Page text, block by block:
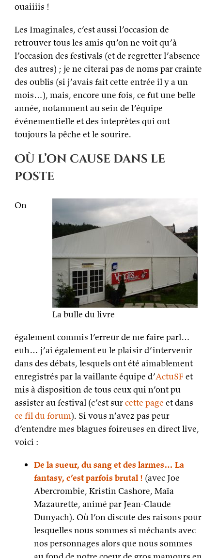
ouaiiiis !
Les Imaginales, c’est aussi l’occasion de
retrouver tous les amis qu’on ne voit qu’à
l’occasion des festivals (et de regretter l’absence
des autres) ; je ne citerai pas de noms par crainte
des oublis (si j’avais fait cette entrée il y a un
mois…), mais, encore une fois, ce fut une belle
année, notamment au sein de l’équipe
événementielle et des inteprètes qui ont
toujours la pêche et le sourire.
Où l’on cause dans le
poste
La bulle du livre
On
également commis l’erreur de me faire parl…
euh… j’ai également eu le plaisir d’intervenir
dans des débats, lesquels ont été aimablement
enregistrés par la vaillante équipe d’ActuSF et
mis à disposition de tous ceux qui n’ont pu
assister au festival (c’est surcette page et dans
ce fil du forum). Si vous n’avez pas peur
d’entendre mes blagues foireuses en direct live,
voici :
De la sueur, du sang et des larmes… La
fantasy, c’est parfois brutal ! (avec Joe
Abercrombie, Kristin Cashore, Maïa
Mazaurette, animé par Jean-Claude
Dunyach). Où l’on discute des raisons pour
lesquelles nous sommes si méchants avec
nos personnages alors que nous sommes